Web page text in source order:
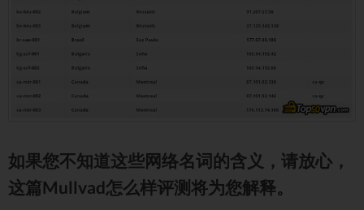
如果您不知道这些网络名词的含义，请放心，
这篇Mullvad怎么样评测将为您解释。